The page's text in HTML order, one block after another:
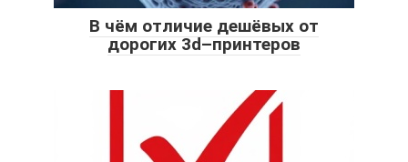
В чём отличие дешёвых от
дорогих 3d–принтеров